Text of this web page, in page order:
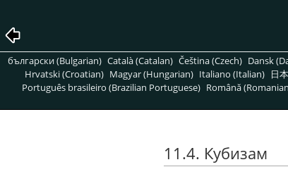
български (Bulgarian) Català (Catalan) Čeština (Czech) Dansk
Hrvatski (Croatian) Magyar (Hungarian) Italiano (Italian) 日
Português brasileiro (Brazilian Portuguese) Română
11.4. Кубизам